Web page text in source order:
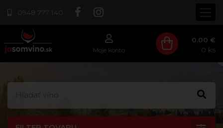
0948 777 140
Moje konto
0.00 €
0 ks